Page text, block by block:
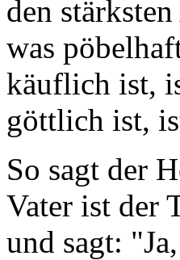
den
was
käuflich ist,
göttlich ist,
So sagt der
Vater ist der
und sagt: